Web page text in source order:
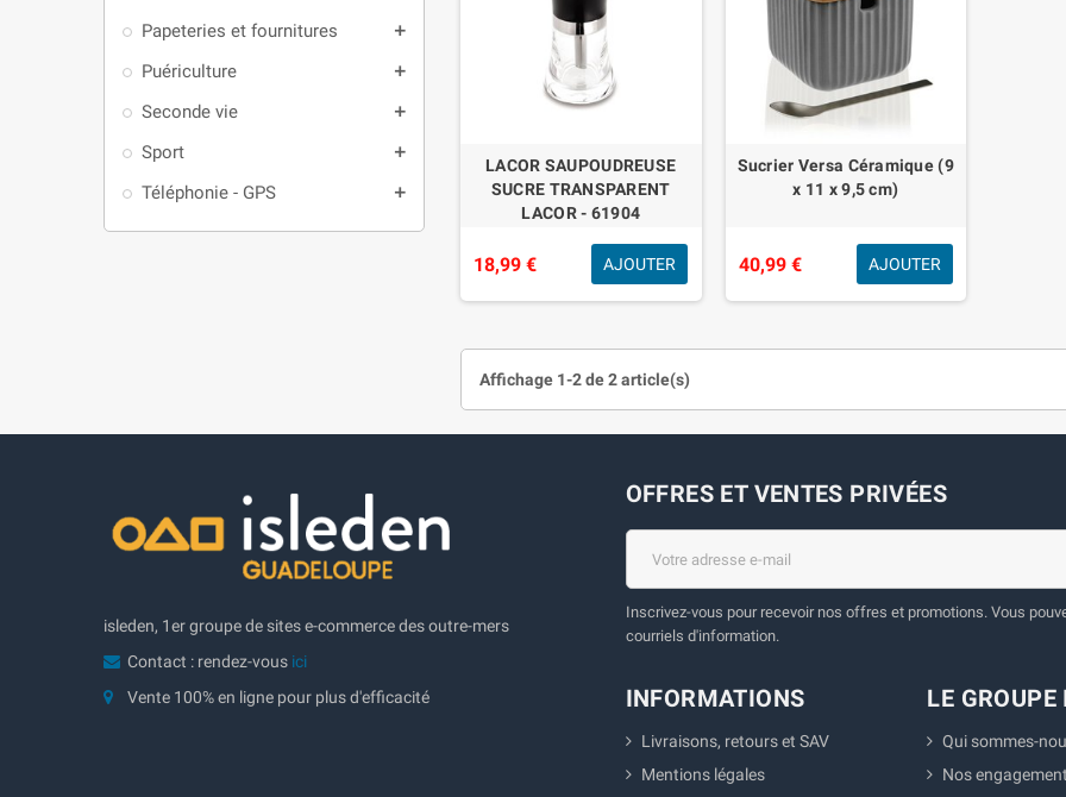
Papeteries et fournitures add
Puériculture add
Seconde vie add
Sport add
Téléphonie - GPS add
LACOR SAUPOUDREUSE
SUCRE TRANSPARENT
LACOR - 61904
18,99 € AJOUTER
Sucrier Versa Céramique (9
x 11 x 9,5 cm)
40,99 € AJOUTER
Affichage 1-2 de 2 article(s)
isleden, 1er groupe de sites e-commerce des outre-mers
Contact : rendez-vous ici
Vente 100% en ligne pour plus d'efficacité
OFFRES ET VENTES PRIVÉES
Inscrivez-vous pour recevoir nos offres et promotions. Vous
courriels d'information.
INFORMATIONS
Livraisons, retours et SAV
Mentions légales
LE GROUPE
Qui sommes-
Nos